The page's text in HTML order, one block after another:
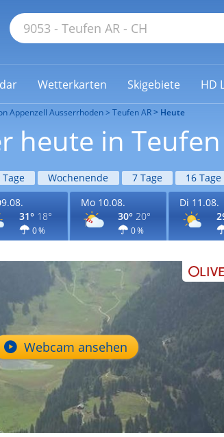
Wetterkarten Skigebiete HD
Appenzell Ausserrhoden Teufen AR Heute
heute in Teufen
Tage Wochenende 7 Tage 16 Tage
31° 18°
0 %
Mo 10.08.
30° 20°
0 %
Di 11.08.
LIVE
Webcam ansehen